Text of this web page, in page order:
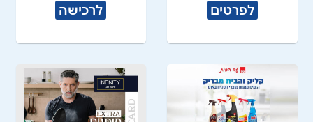
לפרטים לרכישה